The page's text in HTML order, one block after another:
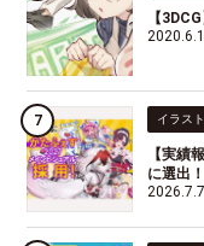
【
イラス
【実績
に選出！
2026.7.7